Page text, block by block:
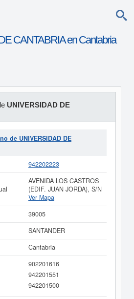
CANTABRIA en Cantabria
UNIVERSIDAD DE
de UNIVERSIDAD DE
942202223
AVENIDA LOS CASTROS
(EDIF. JUAN JORDA), S/N
Ver Mapa
39005
SANTANDER
Cantabria
902201616
942201551
942201500